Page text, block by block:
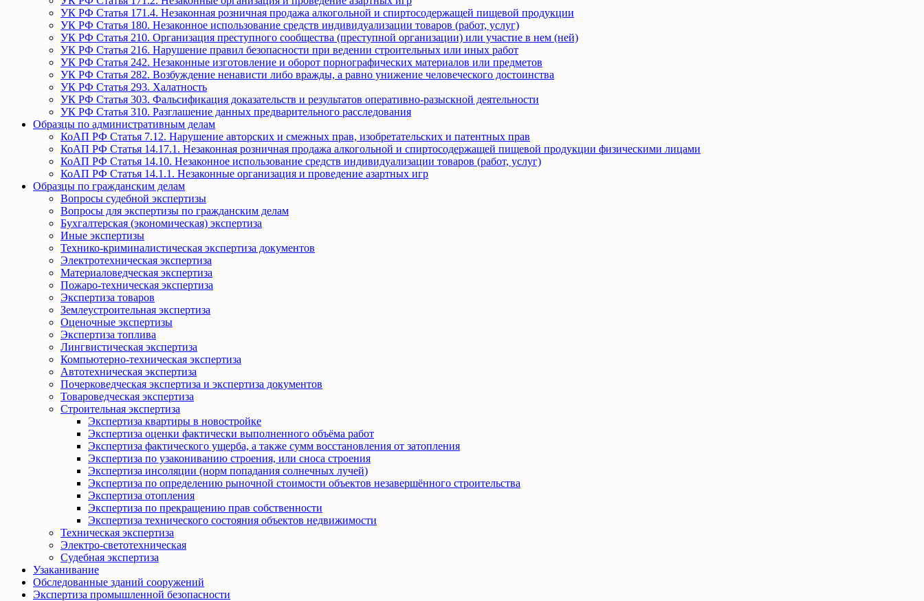
УК РФ Статья 171.4. Незаконная розничная продажа алкогольной и спиртосодержащей пищевой продукции
УК РФ Статья 180. Незаконное использование средств индивидуализации товаров (работ, услуг)
УК РФ Статья 210. Организация преступного сообщества (преступной организации) или участие в нем (ней)
УК РФ Статья 216. Нарушение правил безопасности при ведении строительных или иных работ
УК РФ Статья 242. Незаконные изготовление и оборот порнографических материалов или предметов
УК РФ Статья 282. Возбуждение ненависти либо вражды, а равно унижение человеческого достоинства
УК РФ Статья 293. Халатность
УК РФ Статья 303. Фальсификация доказательств и результатов оперативно-разыскной деятельности
УК РФ Статья 310. Разглашение данных предварительного расследования
Образцы по административным делам
КоАП РФ Статья 7.12. Нарушение авторских и смежных прав, изобретательских и патентных прав
КоАП РФ Статья 14.17.1. Незаконная розничная продажа алкогольной и спиртосодержащей пищевой продукции физическими лицами
КоАП РФ Статья 14.10. Незаконное использование средств индивидуализации товаров (работ, услуг)
КоАП РФ Статья 14.1.1. Незаконные организация и проведение азартных игр
Образцы по гражданским делам
Вопросы судебной экспертизы
Вопросы для экспертизы по гражданским делам
Бухгалтерская (экономическая) экспертиза
Иные экспертизы
Технико-криминалистическая экспертиза документов
Электротехническая экспертиза
Материаловедческая экспертиза
Пожаро-техническая экспертиза
Экспертиза товаров
Землеустроительная экспертиза
Оценочные экспертизы
Экспертиза топлива
Лингвистическая экспертиза
Компьютерно-техническая экспертиза
Автотехническая экспертиза
Почерковедческая экспертиза и экспертиза документов
Товароведческая экспертиза
Строительная экспертиза
Экспертиза квартиры в новостройке
Экспертиза оценки фактически выполненного объёма работ
Экспертиза фактического ущерба, а также сумм восстановления от затопления
Экспертиза по узакониванию строения, или сноса строения
Экспертиза инсоляции (норм попадания солнечных лучей)
Экспертиза по определению рыночной стоимости объектов незавершённого строительства
Экспертиза отопления
Экспертиза по прекращению прав собственности
Экспертиза технического состояния объектов недвижимости
Техническая экспертиза
Электро-светотехническая
Судебная экспертиза
Узаканивание
Обследованные зданий сооружений
Экспертиза промышленной безопасности